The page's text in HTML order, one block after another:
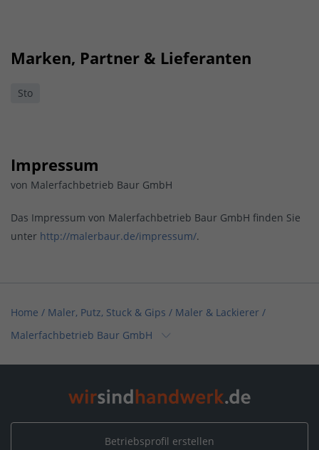
Marken, Partner & Lieferanten
Sto
Impressum
von Malerfachbetrieb Baur GmbH
Das Impressum von Malerfachbetrieb Baur GmbH finden Sie
unter http://malerbaur.de/impressum/.
Home / Maler, Putz, Stuck & Gips / Maler & Lackierer /
Malerfachbetrieb Baur GmbH
Home / Maler, Putz, Stuck & Gips / Stuckateur /
Malerfachbetrieb Baur GmbH
Malerfachbetrieb Baur GmbHBetriebsprofil erstellen